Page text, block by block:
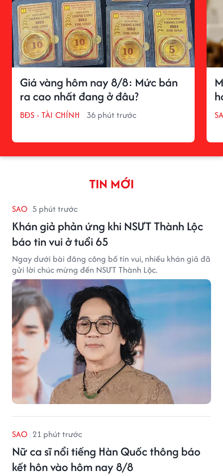
Giá vàng hôm nay 8/8: Mức bán
ra cao nhất đang ở đâu?
BĐS - TÀI CHÍNH 36 phút trước
TIN MỚI
SAO 5 phút trước
Khán giả phản ứng khi NSƯT Thành Lộc
báo tin vui ở tuổi 65
Ngay dưới bài đăng công bố tin vui, nhiều khán giả đã
gửi lời chúc mừng đến NSƯT Thành Lộc.
SAO 21 phút trước
Nữ ca sĩ nổi tiếng Hàn Quốc thông báo
kết hôn vào hôm nay 8/8